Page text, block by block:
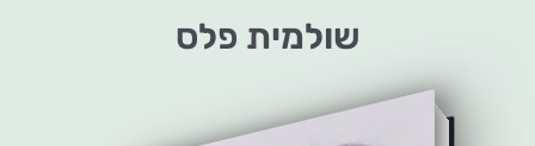
שולמית פלס